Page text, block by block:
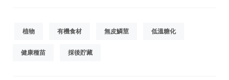
植物 有機食材 無皮鱗莖 低溫糖化
健康種苗 採後貯藏